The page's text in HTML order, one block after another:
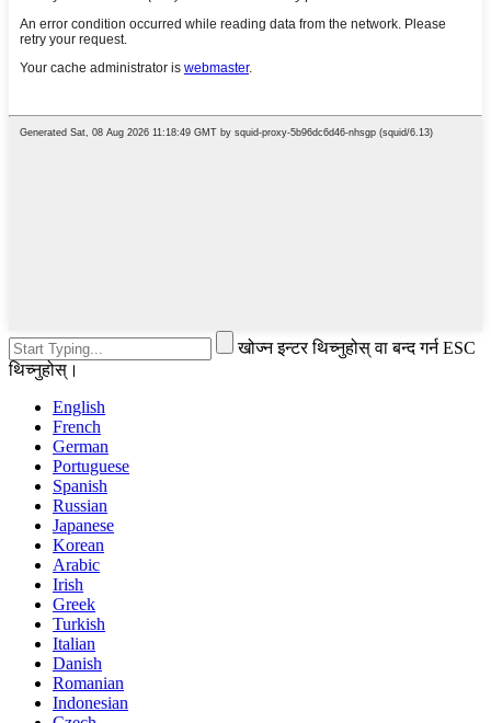
खोज्न इन्टर थिच्नुहोस् वा बन्द गर्न ESC
थिच्नुहोस्।
English
French
German
Portuguese
Spanish
Russian
Japanese
Korean
Arabic
Irish
Greek
Turkish
Italian
Danish
Romanian
Indonesian